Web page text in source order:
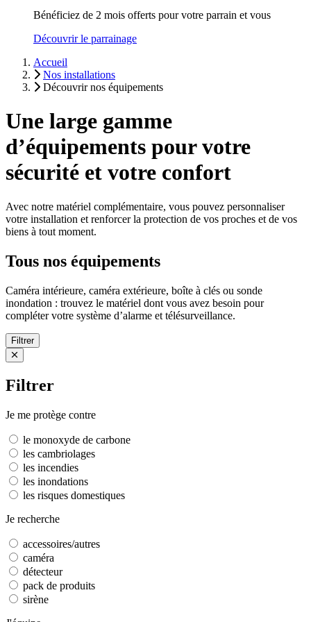
Bénéficiez de 2 mois offerts pour votre parrain et vous
Découvrir le parrainage
Accueil
Nos installations
Découvrir nos équipements
Une large gamme
d’équipements pour votre
sécurité et votre confort
Avec notre matériel complémentaire, vous pouvez personnaliser
votre installation et renforcer la protection de vos proches et de vos
biens à tout moment.
Tous nos équipements
Caméra intérieure, caméra extérieure, boîte à clés ou sonde
inondation : trouvez le matériel dont vous avez besoin pour
compléter votre système d’alarme et télésurveillance.
Filtrer
Fermer
Filtrer
Je me protège contre
le monoxyde de carbone
les cambriolages
les incendies
les inondations
les risques domestiques
Je recherche
accessoires/autres
caméra
détecteur
pack de produits
sirène